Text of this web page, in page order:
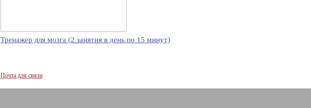
Тренажер для мозга (2 занятия в день по 15 минут)
Почта для связи